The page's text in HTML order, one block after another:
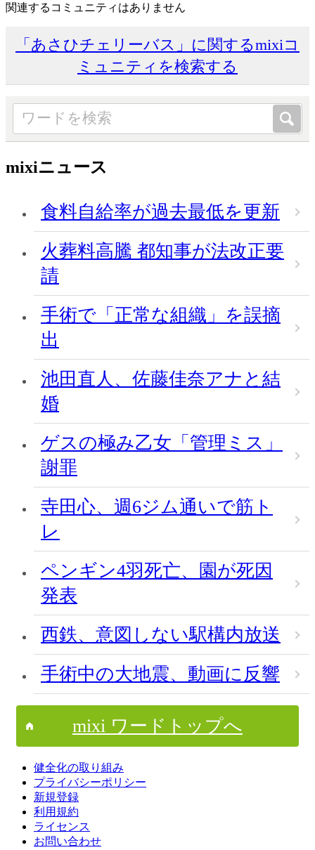
関連するコミュニティはありません
「あさひチェリーバス」に関するmixiコ
ミュニティを検索する
mixiニュース
食料自給率が過去最低を更新
火葬料高騰 都知事が法改正要
請
手術で「正常な組織」を誤摘
出
池田直人、佐藤佳奈アナと結
婚
ゲスの極み乙女「管理ミス」
謝罪
寺田心、週6ジム通いで筋ト
レ
ペンギン4羽死亡、園が死因
発表
西鉄、意図しない駅構内放送
手術中の大地震、動画に反響
mixi ワードトップへ
健全化の取り組み
プライバシーポリシー
新規登録
利用規約
ライセンス
お問い合わせ